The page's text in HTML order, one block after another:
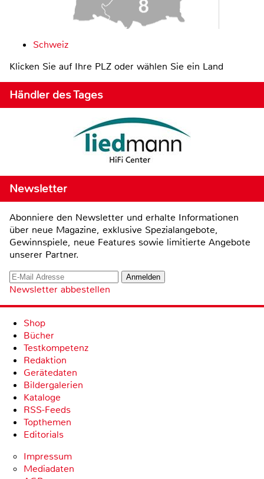
Schweiz
Klicken Sie auf Ihre PLZ oder wählen Sie ein Land
Händler des Tages
Newsletter
Abonniere den Newsletter und erhalte Informationen
über neue Magazine, exklusive Spezialangebote,
Gewinnspiele, neue Features sowie limitierte Angebote
unserer Partner.
Newsletter abbestellen
Shop
Bücher
Testkompetenz
Redaktion
Gerätedaten
Bildergalerien
Kataloge
RSS-Feeds
Topthemen
Editorials
Impressum
Mediadaten